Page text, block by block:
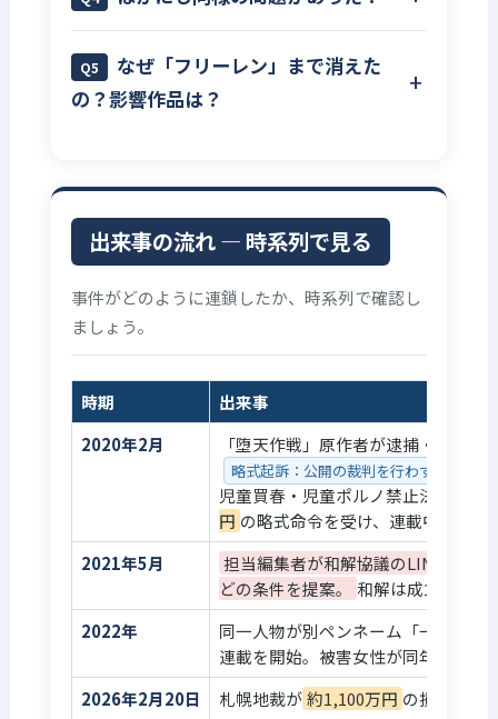
民事訴訟：個人間で金銭補償を求める裁判 和解は
成立しませんでしたが、翌2022年に同一人物の
新連載が開始されました。
り性的被害を受け続け、
PTSD
PTSD：強いショックによる心の傷・心的外傷後ストレス障害
2022年に損害賠償を求めて提訴。2026年2月20
日、札幌地裁で約1,100万円の賠償が認定され
ました。
ツ波樹名義、旧名マツキタツヤ）も強制わいせ
つ事件で執行猶予付き有罪判決を受けていたこ
ることを決めていたと説明しています。小学館
は現在、第三者委員会
第三者委員会：社外の専門家が客観的に事実を調べる組織
を設置し、両件を調査中です。
Q5
なぜ「フリーレン」まで消えた
の？影響作品は？
る」と認めています。
以下は報道・作者の公式発表で確認された例
です（公式一覧ではありません）。
作品名
（例）
作者
葬送のフリ
山田鐘
人・アベ
ツカサ
マンガワンでの
掲載終了
めぞん一刻
（新装版）
高橋留美
マンガワンでの
掲載終了
らんま1/2
（新装版）
高橋留美
マンガワンでの
掲載終了
アオイホノ
オ
島本和彦
マンガワンでの
掲載終了
出来事の流れ ― 時系列で見る
事件がどのように連鎖したか、時系列で確認し
ましょう。
時期
出来事
2020年2月
「堕天作戦」原作者が逮捕・略式起
略式起訴：公開の裁判を行わず書類のみ
児童買春・児童ポルノ禁止法違反（
円 の略式命令を受け、連載中止。
2021年5月
担当編集者が和解協議のLINEグル
どの条件を提案。
和解は成立せず。
2022年
同一人物が別ペンネーム「一路一」
連載を開始。被害女性が同年、損害
2026年2月20日
札幌地裁が 約1,100万円 の損害賠償